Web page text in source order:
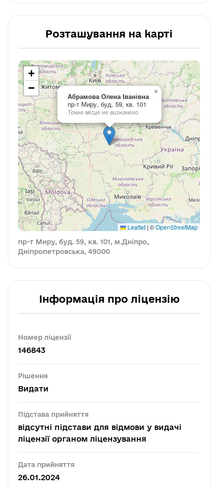
Розташування на карті
Абрамова Олена Іванівна
пр-т Миру, буд. 59, кв. 101
Точне місце не визначено
×
+
−
Leaflet | ©OpenStreetMap
пр-т Миру, буд. 59, кв. 101, м.Дніпро,
Дніпропетровська, 49000
Інформація про ліцензію
Номер ліцензії
146843
Рішення
Видати
Підстава прийняття
відсутні підстави для відмови у видачі
ліцензії органом ліцензування
Дата прийняття
26.01.2024